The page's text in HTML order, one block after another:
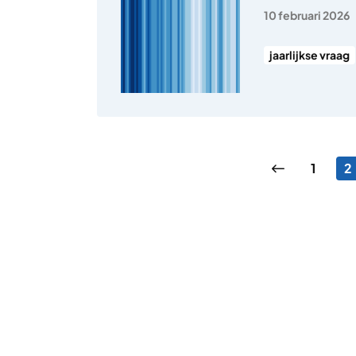
10 februari 2026
jaarlijkse vraag
Berichten VorigePagina
1 2